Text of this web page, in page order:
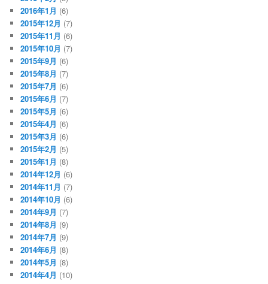
2016年1月 (6)
2015年12月 (7)
2015年11月 (6)
2015年10月 (7)
2015年9月 (6)
2015年8月 (7)
2015年7月 (6)
2015年6月 (7)
2015年5月 (6)
2015年4月 (6)
2015年3月 (6)
2015年2月 (5)
2015年1月 (8)
2014年12月 (6)
2014年11月 (7)
2014年10月 (6)
2014年9月 (7)
2014年8月 (9)
2014年7月 (9)
2014年6月 (8)
2014年5月 (8)
2014年4月 (10)